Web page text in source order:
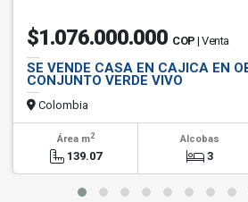
$1.076.000.000 COP | Venta
SE VENDE CASA EN CAJICA EN
CONJUNTO VERDE VIVO
Colombia
Área m2
139.07
Alcobas
3